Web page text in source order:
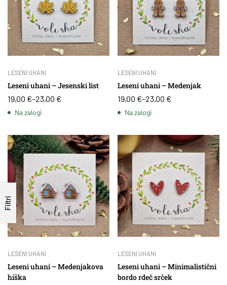
Filtri
LESENI UHANI
Leseni uhani – Jesenski list
19,00 €–23,00 €
Na zalogi
LESENI UHANI
Leseni uhani – Medenjak
19,00 €–23,00 €
Na zalogi
LESENI UHANI
Leseni uhani – Medenjakova
hiška
LESENI UHANI
Leseni uhani – Minimalistični
bordo rdeč srček